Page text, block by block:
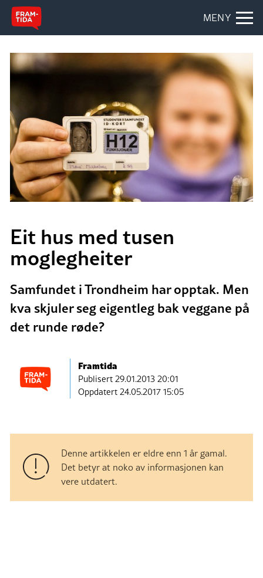
MENY
Eit hus med tusen
moglegheiter
Samfundet i Trondheim har opptak. Men
kva skjuler seg eigentleg bak veggane på
det runde røde?
Framtida
Publisert29.01.2013 20:01
Oppdatert 24.05.2017 15:05
Denne artikkelen er eldre enn 1 år gamal.
Det betyr at noko av informasjonen kan
vere utdatert.